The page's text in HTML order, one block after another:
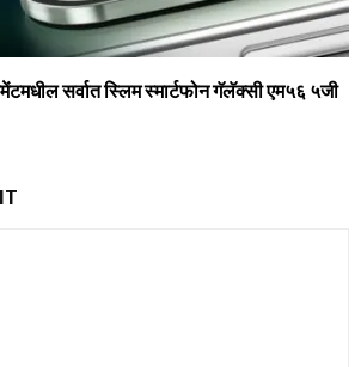
सर्वात स्लिम स्‍मार्टफोन गॅलॅक्‍सी एम५६ ५जी